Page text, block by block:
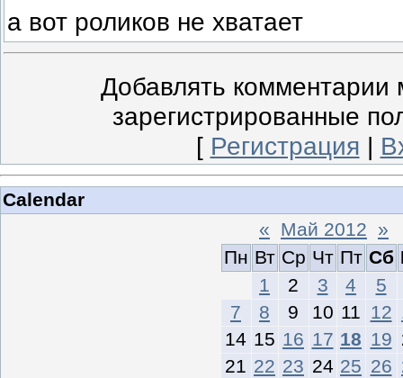
а вот роликов не хватает
Добавлять комментарии
зарегистрированные
[ Регистрация |
Calendar
« Май 2012 »
Пн Вт Ср Чт Пт Сб
1
2 3 4
5
7
8 9 10 11 12
14 15 16 17 18 19
21 22 23 24 25 26